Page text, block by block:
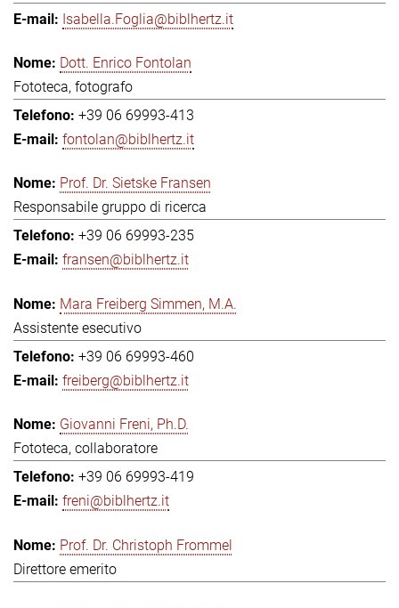
Isabella.Foglia@biblhertz.it
Dott. Enrico Fontolan
Fototeca, fotografo
+39 06 69993-413
fontolan@biblhertz.it
Prof. Dr. Sietske Fransen
Responsabile gruppo di ricerca
+39 06 69993-235
fransen@biblhertz.it
Mara Freiberg Simmen, M.A.
Assistente esecutivo
+39 06 69993-460
freiberg@biblhertz.it
Giovanni Freni, Ph.D.
Fototeca, collaboratore
+39 06 69993-419
freni@biblhertz.it
Prof. Dr. Christoph Frommel
Direttore emerito